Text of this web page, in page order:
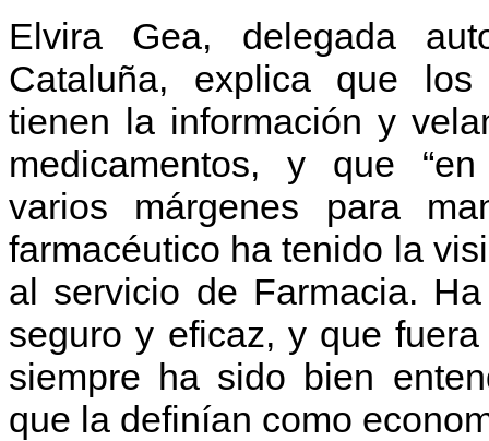
Elvira Gea, delegada
Cataluña, explica que
tienen la información y
medicamentos, y que
varios márgenes para
farmacéutico ha tenido la
al servicio de Farmacia.
seguro y eficaz, y que
siempre ha sido bien
que la definían como